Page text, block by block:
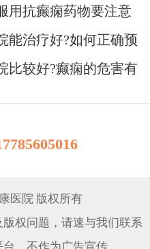
用抗癫痫药物要注意
能治疗好?如何正确预
比较好?癫痫的危害有
医院 版权所有
权问题，请速与我们联系